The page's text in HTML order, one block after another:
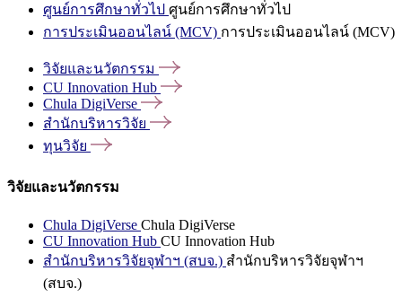
ศูนย์การศึกษาทั่วไป ศูนย์การศึกษาทั่วไป
การประเมินออนไลน์ (MCV) การประเมินออนไลน์ (MCV)
วิจัยและนวัตกรรม
CU Innovation Hub
Chula DigiVerse
สำนักบริหารวิจัย
ทุนวิจัย
วิจัยและนวัตกรรม
Chula DigiVerse Chula DigiVerse
CU Innovation Hub CU Innovation Hub
สำนักบริหารวิจัยจุฬาฯ (สบจ.) สำนักบริหารวิจัยจุฬาฯ
(สบจ.)